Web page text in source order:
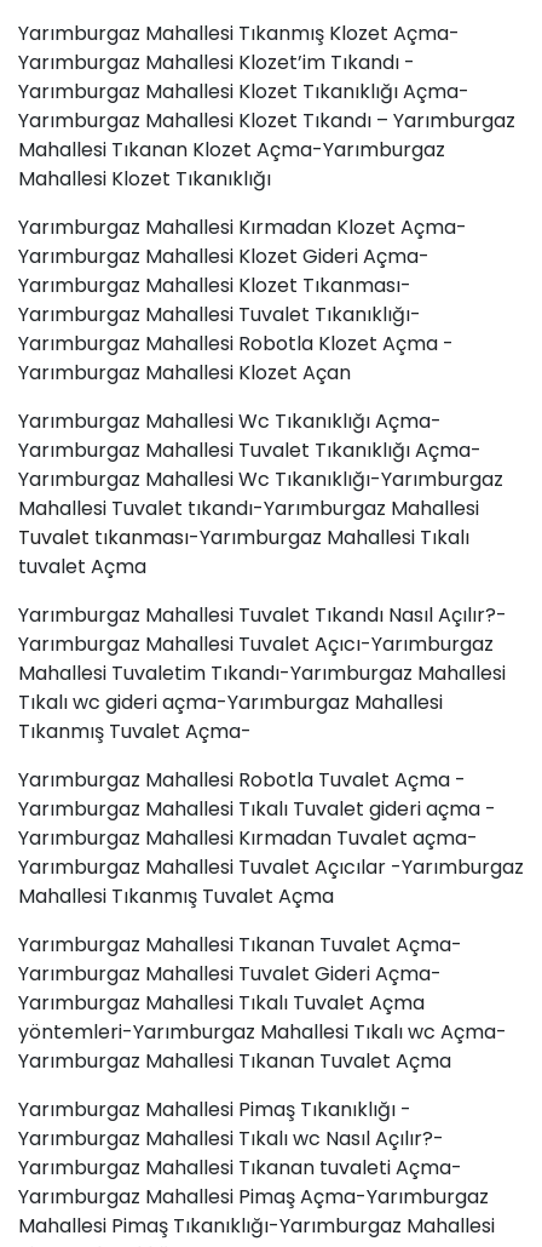
Yarımburgaz Mahallesi Tıkanmış Klozet Açma-
Yarımburgaz Mahallesi Klozet’im Tıkandı -
Yarımburgaz Mahallesi Klozet Tıkanıklığı Açma-
Yarımburgaz Mahallesi Klozet Tıkandı – Yarımburgaz
Mahallesi Tıkanan Klozet Açma-Yarımburgaz
Mahallesi Klozet Tıkanıklığı
Yarımburgaz Mahallesi Kırmadan Klozet Açma-
Yarımburgaz Mahallesi Klozet Gideri Açma-
Yarımburgaz Mahallesi Klozet Tıkanması-
Yarımburgaz Mahallesi Tuvalet Tıkanıklığı-
Yarımburgaz Mahallesi Robotla Klozet Açma -
Yarımburgaz Mahallesi Klozet Açan
Yarımburgaz Mahallesi Wc Tıkanıklığı Açma-
Yarımburgaz Mahallesi Tuvalet Tıkanıklığı Açma-
Yarımburgaz Mahallesi Wc Tıkanıklığı-Yarımburgaz
Mahallesi Tuvalet tıkandı-Yarımburgaz Mahallesi
Tuvalet tıkanması-Yarımburgaz Mahallesi Tıkalı
tuvalet Açma
Yarımburgaz Mahallesi Tuvalet Tıkandı Nasıl Açılır?-
Yarımburgaz Mahallesi Tuvalet Açıcı-Yarımburgaz
Mahallesi Tuvaletim Tıkandı-Yarımburgaz Mahallesi
Tıkalı wc gideri açma-Yarımburgaz Mahallesi
Tıkanmış Tuvalet Açma-
Yarımburgaz Mahallesi Robotla Tuvalet Açma -
Yarımburgaz Mahallesi Tıkalı Tuvalet gideri açma -
Yarımburgaz Mahallesi Kırmadan Tuvalet açma-
Yarımburgaz Mahallesi Tuvalet Açıcılar -Yarımburgaz
Mahallesi Tıkanmış Tuvalet Açma
Yarımburgaz Mahallesi Tıkanan Tuvalet Açma-
Yarımburgaz Mahallesi Tuvalet Gideri Açma-
Yarımburgaz Mahallesi Tıkalı Tuvalet Açma
yöntemleri-Yarımburgaz Mahallesi Tıkalı wc Açma-
Yarımburgaz Mahallesi Tıkanan Tuvalet Açma
Yarımburgaz Mahallesi Pimaş Tıkanıklığı -
Yarımburgaz Mahallesi Tıkalı wc Nasıl Açılır?-
Yarımburgaz Mahallesi Tıkanan tuvaleti Açma-
Yarımburgaz Mahallesi Pimaş Açma-Yarımburgaz
Mahallesi Pimaş Tıkanıklığı-Yarımburgaz Mahallesi